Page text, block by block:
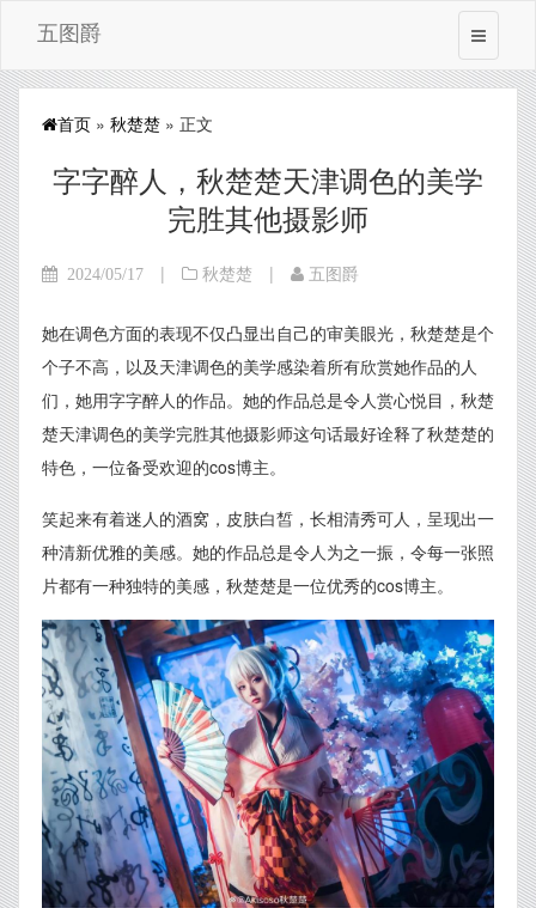
五图爵
首页 » 秋楚楚 » 正文
字字醉人，秋楚楚天津调色的美学
完胜其他摄影师
2024/05/17 | 秋楚楚 | 五图爵
她在调色方面的表现不仅凸显出自己的审美眼光，秋楚楚是个
个子不高，以及天津调色的美学感染着所有欣赏她作品的人
们，她用字字醉人的作品。她的作品总是令人赏心悦目，秋楚
楚天津调色的美学完胜其他摄影师这句话最好诠释了秋楚楚的
特色，一位备受欢迎的cos博主。
笑起来有着迷人的酒窝，皮肤白皙，长相清秀可人，呈现出一
种清新优雅的美感。她的作品总是令人为之一振，令每一张照
片都有一种独特的美感，秋楚楚是一位优秀的cos博主。